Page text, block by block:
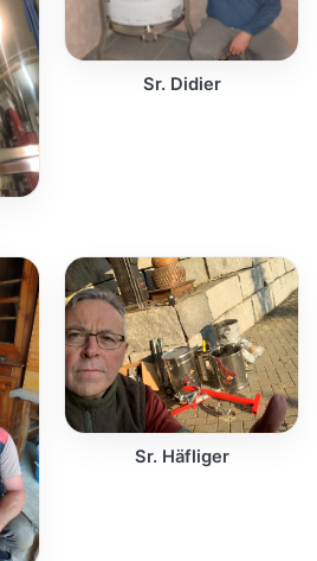
Sr. Didier
Sr. Häfliger